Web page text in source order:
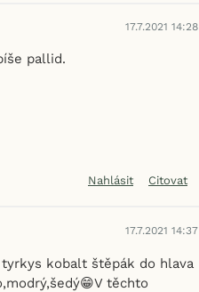
17.7.2021 14:28
pallid.
Nahlásit Citovat
17.7.2021 14:37
kobalt štěpák do hlava
těchto